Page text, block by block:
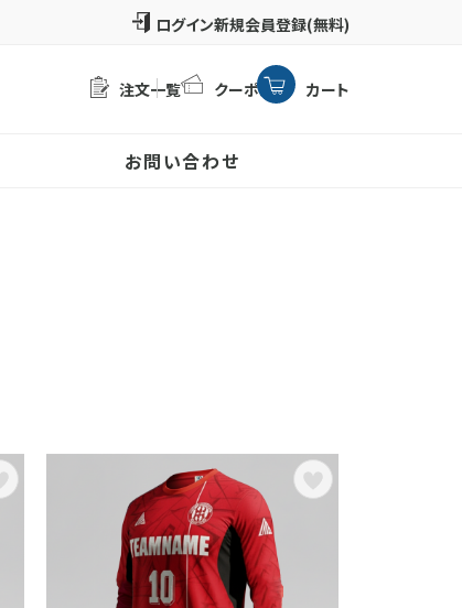
新規会員登録(無料)
注文一覧 クーポン カート
お問い合わせ